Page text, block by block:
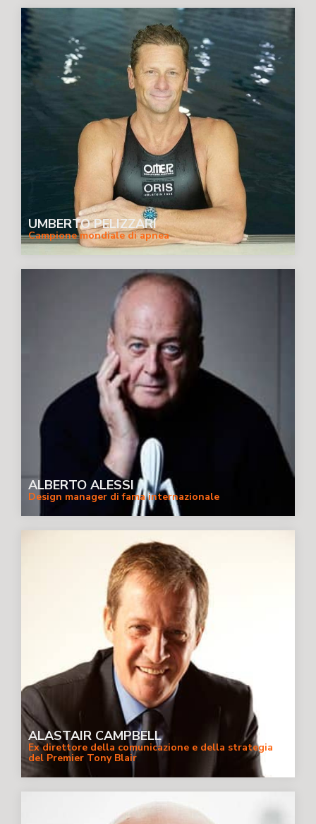
UMBERTO PELIZZARI
Campione mondiale di apnea
ALBERTO ALESSI
Design manager di fama internazionale
ALASTAIR CAMPBELL
Ex direttore della comunicazione e della strategia
del Premier Tony Blair